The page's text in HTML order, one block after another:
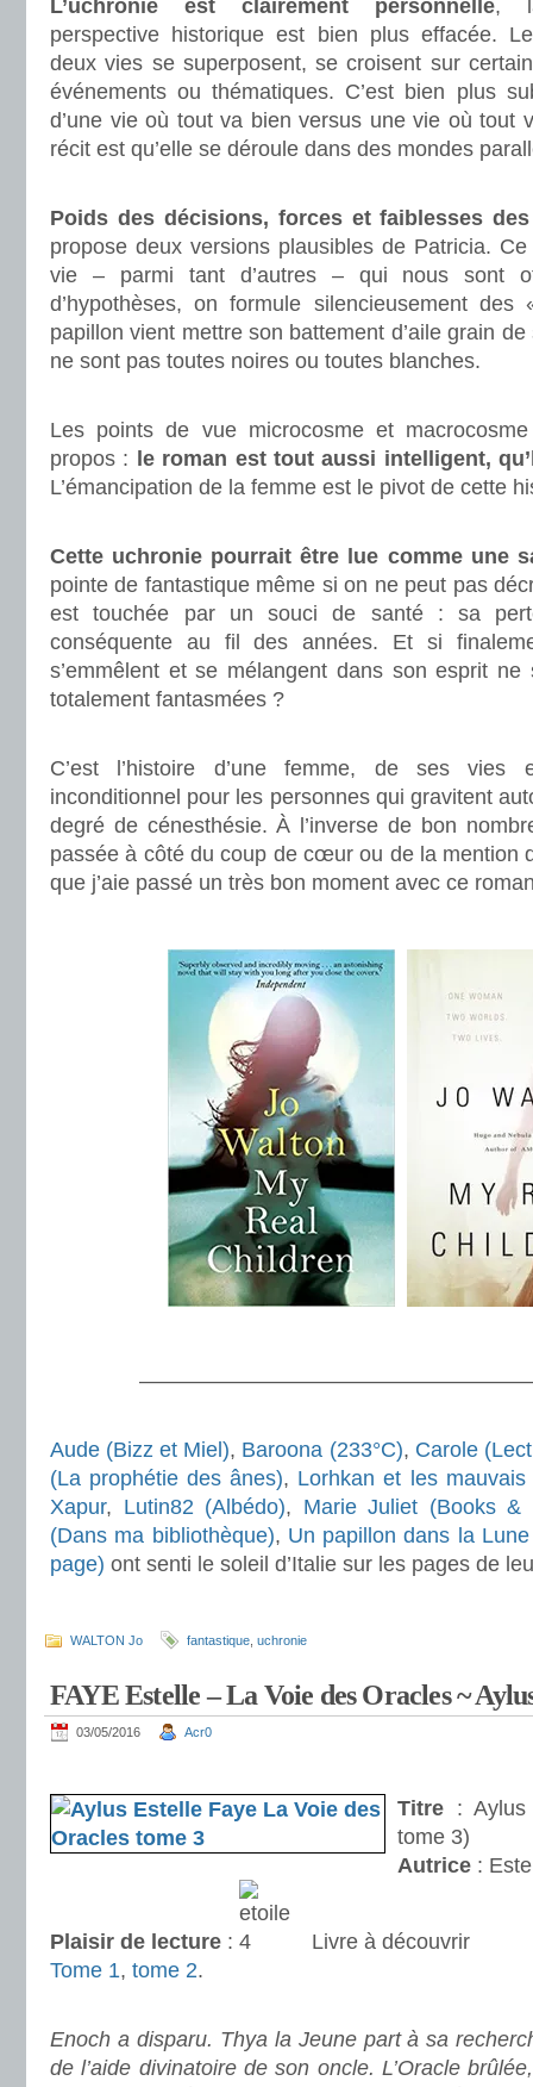
L’uchronie est clairement personnelle,
perspective historique est bien plus effacée.
deux vies se superposent, se croisent sur
événements ou thématiques. C’est bien plus
d’une vie où tout va bien versus une vie où tout
récit est qu’elle se déroule dans des mondes
Poids des décisions, forces et faiblesses
propose deux versions plausibles de Patricia.
vie – parmi tant d’autres – qui nous sont
d’hypothèses, on formule silencieusement
papillon vient mettre son battement d’aile grain
ne sont pas toutes noires ou toutes blanches.
Les points de vue microcosme et
propos :
le roman est tout aussi intelligent,
L’émancipation de la femme est le pivot de cette
Cette uchronie pourrait être lue comme une
pointe de fantastique même si on ne peut pas
est touchée par un souci de santé : sa
conséquente au fil des années. Et si
s’emmêlent et se mélangent dans son esprit ne
totalement fantasmées ?
C’est l’histoire d’une femme, de ses vies
inconditionnel pour les personnes qui gravitent
degré de cénesthésie. À l’inverse de bon
passée à côté du coup de cœur ou de la mention
que j’aie passé un très bon moment avec ce
Aude (Bizz et Miel), Baroona (233°C), Carole
(La prophétie des ânes), Lorhkan et les mauvais
Xapur, Lutin82 (Albédo), Marie Juliet (Books &
(Dans ma bibliothèque), Un papillon dans la Lune
page) ont senti le soleil d’Italie sur les pages de
WALTON Jo fantastique uchronie
FAYE Estelle – La Voie des Oracles ~
03/05/2016 Acr0
Titre : Aylus
tome 3)
Autrice :
Plaisir de lecture :
Livre à découvrir
Tome 1, tome 2.
Enoch a disparu. Thya la Jeune part à sa
de l’aide divinatoire de son oncle. L’Oracle